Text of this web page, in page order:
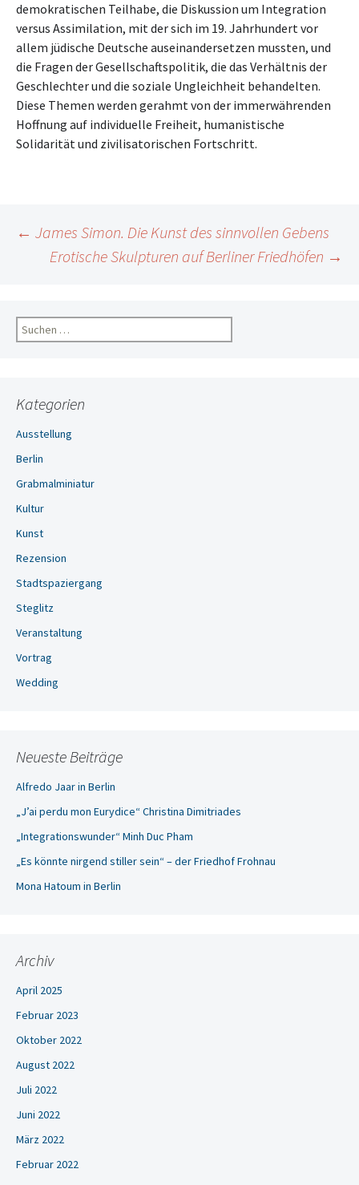
demokratischen Teilhabe, die Diskussion um Integration
versus Assimilation, mit der sich im 19. Jahrhundert vor
allem jüdische Deutsche auseinandersetzen mussten, und
die Fragen der Gesellschaftspolitik, die das Verhältnis der
Geschlechter und die soziale Ungleichheit behandelten.
Diese Themen werden gerahmt von der immerwährenden
Hoffnung auf individuelle Freiheit, humanistische
Solidarität und zivilisatorischen Fortschritt.
Beitragsnavigation
← James Simon. Die Kunst des sinnvollen Gebens
Erotische Skulpturen auf Berliner Friedhöfen →
Suchen
nach:
Kategorien
Ausstellung
Berlin
Grabmalminiatur
Kultur
Kunst
Rezension
Stadtspaziergang
Steglitz
Veranstaltung
Vortrag
Wedding
Neueste Beiträge
Alfredo Jaar in Berlin
„J’ai perdu mon Eurydice“ Christina Dimitriades
„Integrationswunder“ Minh Duc Pham
„Es könnte nirgend stiller sein“ – der Friedhof Frohnau
Mona Hatoum in Berlin
Archiv
April 2025
Februar 2023
Oktober 2022
August 2022
Juli 2022
Juni 2022
März 2022
Februar 2022